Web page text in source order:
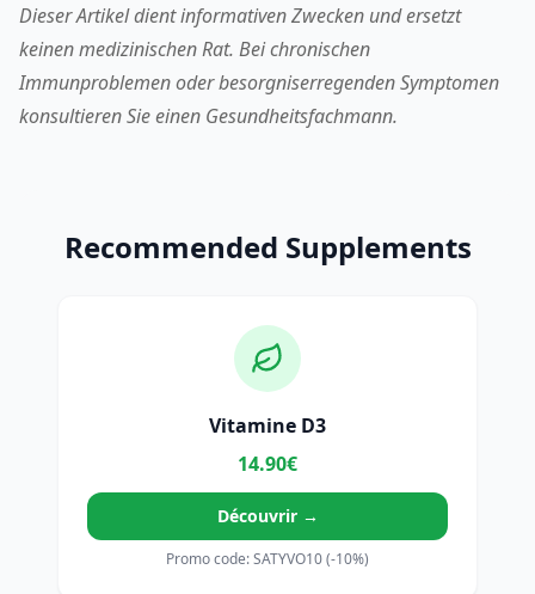
Dieser Artikel dient informativen Zwecken und ersetzt
keinen medizinischen Rat. Bei chronischen
Immunproblemen oder besorgniserregenden Symptomen
konsultieren Sie einen Gesundheitsfachmann.
Recommended Supplements
Vitamine D3
14.90€
Découvrir →
Promo code: SATYVO10 (-10%)